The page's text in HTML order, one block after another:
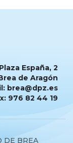
Plaza España, 2
de Aragón
brea@dpz.es
976 82 44 19
DE BREA